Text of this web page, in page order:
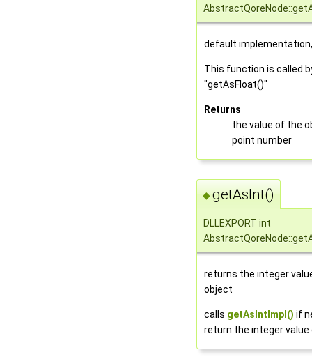
default
This function is called
"getAsFloat()"
Returns
the value of the
point number
◆getAsInt()
DLLEXPORT int
returns the integer
object
calls getAsIntImpl() if
return the integer